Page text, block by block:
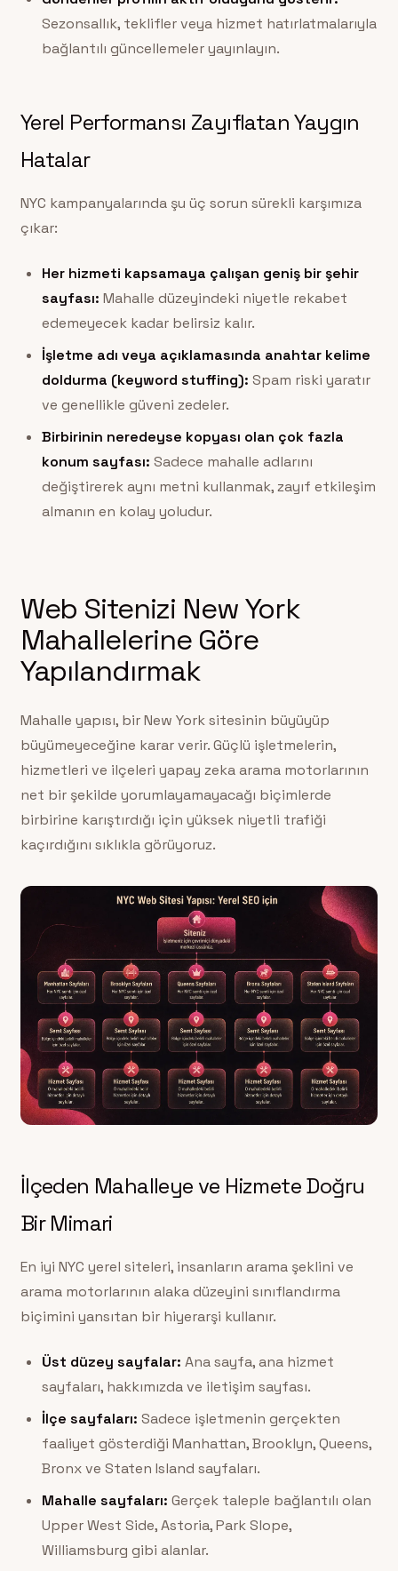
Sezonsallık, teklifler veya hizmet hatırlatmalarıyla
bağlantılı güncellemeler yayınlayın.
Yerel Performansı Zayıflatan Yaygın
Hatalar
NYC kampanyalarında şu üç sorun sürekli karşımıza
çıkar:
Her hizmeti kapsamaya çalışan geniş bir şehir
sayfası: Mahalle düzeyindeki niyetle rekabet
edemeyecek kadar belirsiz kalır.
İşletme adı veya açıklamasında anahtar kelime
doldurma (keyword stuffing): Spam riski yaratır
ve genellikle güveni zedeler.
Birbirinin neredeyse kopyası olan çok fazla
konum sayfası: Sadece mahalle adlarını
değiştirerek aynı metni kullanmak, zayıf etkileşim
almanın en kolay yoludur.
Web Sitenizi New York
Mahallelerine Göre
Yapılandırmak
Mahalle yapısı, bir New York sitesinin büyüyüp
büyümeyeceğine karar verir. Güçlü işletmelerin,
hizmetleri ve ilçeleri yapay zeka arama motorlarının
net bir şekilde yorumlayamayacağı biçimlerde
birbirine karıştırdığı için yüksek niyetli trafiği
kaçırdığını sıklıkla görüyoruz.
İlçeden Mahalleye ve Hizmete Doğru
Bir Mimari
En iyi NYC yerel siteleri, insanların arama şeklini ve
arama motorlarının alaka düzeyini sınıflandırma
biçimini yansıtan bir hiyerarşi kullanır.
Üst düzey sayfalar: Ana sayfa, ana hizmet
sayfaları, hakkımızda ve iletişim sayfası.
İlçe sayfaları: Sadece işletmenin gerçekten
faaliyet gösterdiği Manhattan, Brooklyn, Queens,
Bronx ve Staten Island sayfaları.
Mahalle sayfaları: Gerçek taleple bağlantılı olan
Upper West Side, Astoria, Park Slope,
Williamsburg gibi alanlar.